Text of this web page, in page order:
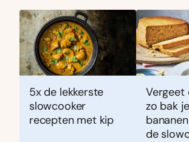
5x de lekkerste
slowcooker
recepten met kip
Vergeet
zo bak je
de